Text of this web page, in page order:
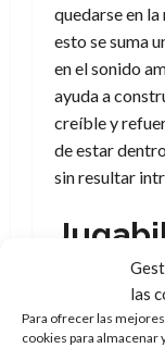
las
Para ofrecer las
cookies para almacenar
quedarse en
esto se suma
en el sonido
ayuda a
creíble y
de estar
sin resultar
más
pero